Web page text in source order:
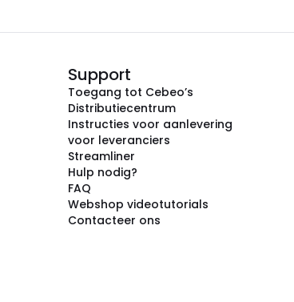
Support
Toegang tot Cebeo’s
Distributiecentrum
Instructies voor aanlevering
voor leveranciers
Streamliner
Hulp nodig?
FAQ
Webshop videotutorials
Contacteer ons